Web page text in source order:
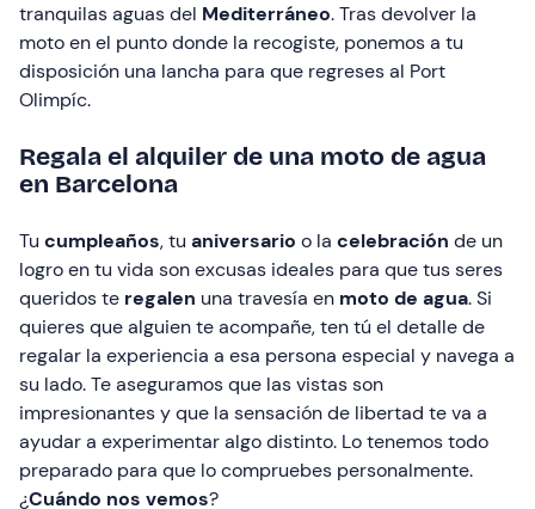
tranquilas aguas del Mediterráneo. Tras devolver la
moto en el punto donde la recogiste, ponemos a tu
disposición una lancha para que regreses al Port
Olimpíc.
Regala el alquiler de una moto de agua
en Barcelona
Tu cumpleaños, tu aniversario o la celebración de un
logro en tu vida son excusas ideales para que tus seres
queridos te regalen una travesía en moto de agua. Si
quieres que alguien te acompañe, ten tú el detalle de
regalar la experiencia a esa persona especial y navega a
su lado. Te aseguramos que las vistas son
impresionantes y que la sensación de libertad te va a
ayudar a experimentar algo distinto. Lo tenemos todo
preparado para que lo compruebes personalmente.
¿Cuándo nos vemos?